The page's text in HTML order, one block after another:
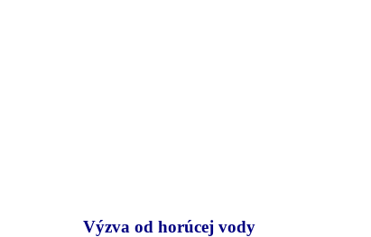
Výzva od horúcej vody